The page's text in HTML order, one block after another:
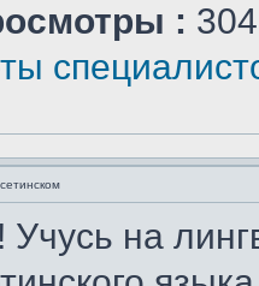
:
Учусь на